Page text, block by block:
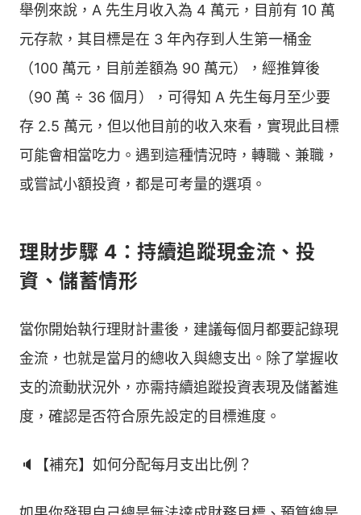
舉例來說，A 先生月收入為 4 萬元，目前有 10 萬
元存款，其目標是在 3 年內存到人生第一桶金
（100 萬元，目前差額為 90 萬元），經推算後
（90 萬 ÷ 36 個月），可得知 A 先生每月至少要
存 2.5 萬元，但以他目前的收入來看，實現此目標
可能會相當吃力。遇到這種情況時，轉職、兼職，
或嘗試小額投資，都是可考量的選項。
理財步驟 4：持續追蹤現金流、投
資、儲蓄情形
當你開始執行理財計畫後，建議每個月都要記錄現
金流，也就是當月的總收入與總支出。除了掌握收
支的流動狀況外，亦需持續追蹤投資表現及儲蓄進
度，確認是否符合原先設定的目標進度。
🔈【補充】如何分配每月支出比例？